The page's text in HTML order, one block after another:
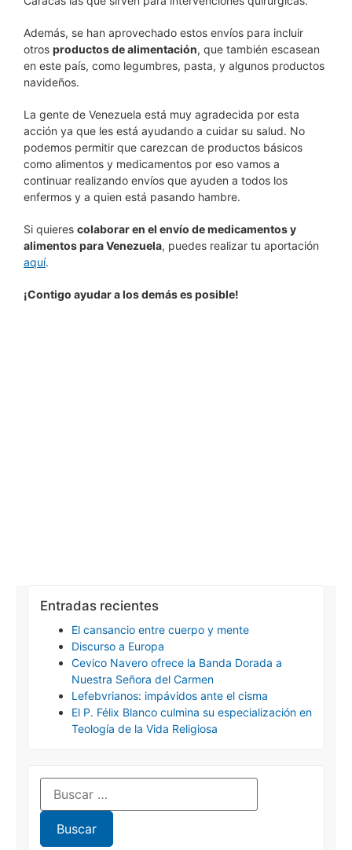
Además, se han aprovechado estos envíos para incluir
otros productos de alimentación, que también escasean
en este país, como legumbres, pasta, y algunos productos
navideños.
La gente de Venezuela está muy agradecida por esta
acción ya que les está ayudando a cuidar su salud. No
podemos permitir que carezcan de productos básicos
como alimentos y medicamentos por eso vamos a
continuar realizando envíos que ayuden a todos los
enfermos y a quien está pasando hambre.
Si quieres colaborar en el envío de medicamentos y
alimentos para Venezuela, puedes realizar tu aportación
aquí.
¡Contigo ayudar a los demás es posible!
Entradas recientes
El cansancio entre cuerpo y mente
Discurso a Europa
Cevico Navero ofrece la Banda Dorada a
Nuestra Señora del Carmen
Lefebvrianos: impávidos ante el cisma
El P. Félix Blanco culmina su especialización en
Teología de la Vida Religiosa